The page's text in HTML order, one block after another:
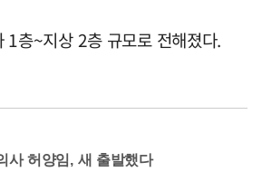
1층~지상 2층 규모로 전해졌다.
사 허양임, 새 출발했다